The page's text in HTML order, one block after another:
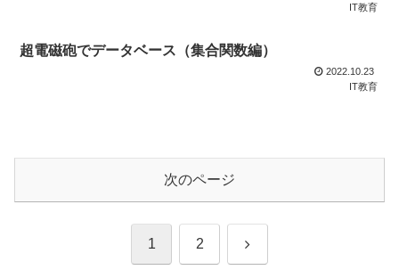
IT教育
超電磁砲でデータベース（集合関数編）
2022.10.23
IT教育
次のページ
1 2 次